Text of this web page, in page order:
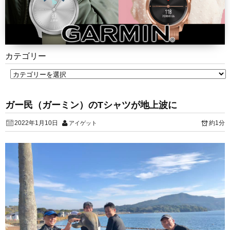
カテゴリー
ガー民（ガーミン）のTシャツが地上波に
2022年1月10日 アイゲット 約1分